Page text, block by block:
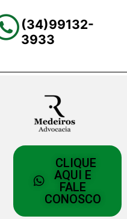
(34)99132-
3933
CLIQUE
AQUI E
FALE
CONOSCO